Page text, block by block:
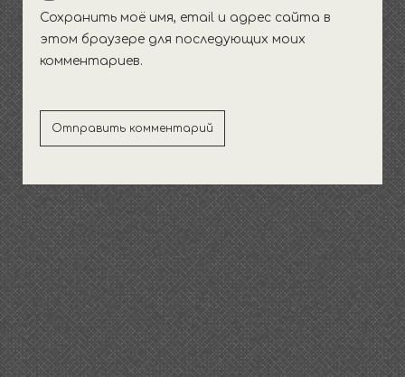
Сохранить моё имя, email и адрес сайта в
этом браузере для последующих моих
комментариев.